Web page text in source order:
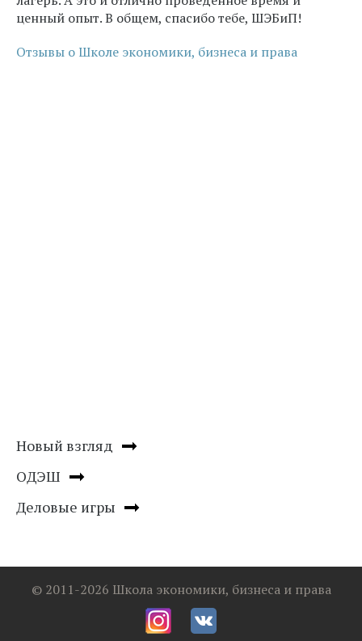
ценный опыт. В общем, спасибо тебе, ШЭБиП!
Отзывы о Школе экономики, бизнеса и права
Новый взгляд
ОДЭШ
Деловые игры
© 2011-2026 Школа экономики, бизнеса и права